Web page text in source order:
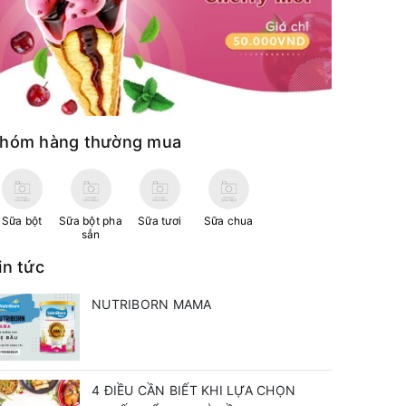
hàng thường mua
Sữa bột
Sữa bột pha
sẳn
Sữa tươi Sữa chua
tức
NUTRIBORN MAMA
4 ĐIỀU CẦN BIẾT KHI LỰA CHỌN